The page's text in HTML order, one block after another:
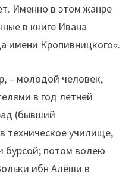
Именно в этом жанре
в книге Ивана
имени Кропивницкого».
– молодой человек,
в год летней
(бывший
техническое училище,
бурсой; потом волею
ибн Алёши в